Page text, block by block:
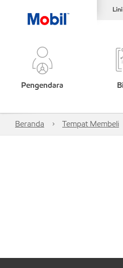
Pengendara
Beranda Tempat Membeli